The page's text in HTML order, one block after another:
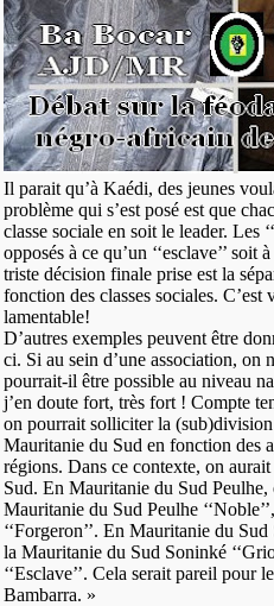
Il parait qu’à Kaédi, des jeunes
problème qui s’est posé est que
classe sociale en soit le leader. Les
opposés à ce qu’un ‘‘esclave’’ soit
triste décision finale prise est la
fonction des classes sociales.
lamentable!
D’autres exemples peuvent être
ci. Si au sein d’une association, on
pourrait-il être possible au niveau
j’en doute fort, très fort ! Compte
on pourrait solliciter la
Mauritanie du Sud en fonction des
régions. Dans ce contexte, on
Sud. En Mauritanie du Sud Peulhe,
Mauritanie du Sud Peulhe
‘‘Forgeron’’. En Mauritanie du
la Mauritanie du Sud Soninké
‘‘Esclave’’. Cela serait pareil pour
Bambarra. »